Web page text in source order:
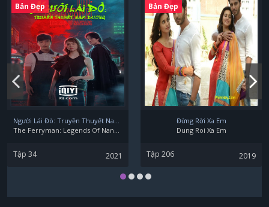
Shiraishi Sei
Takito Kenichi
Bản Đẹp
Tập 34 2021
Bản Đẹp
Đừng Rời Xa Em
Dung Roi Xa Em
Tập 206 2019